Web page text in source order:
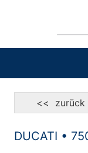
<< zurück
DUCATI •